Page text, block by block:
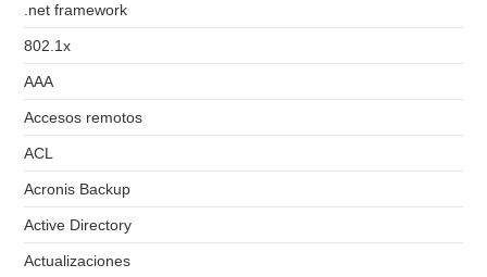
.net framework
802.1x
AAA
Accesos remotos
ACL
Acronis Backup
Active Directory
Actualizaciones